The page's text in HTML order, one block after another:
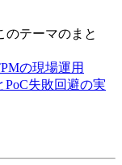
のテーマのまと
の現場運用
失敗回避の実